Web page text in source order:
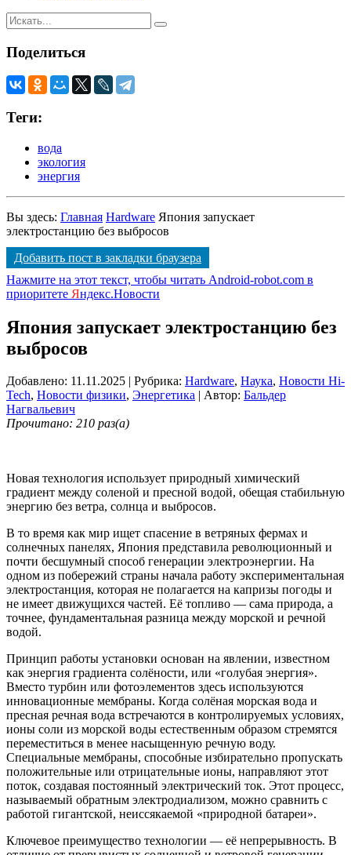
Поделиться
Теги:
вода
экология
энергия
Вы здесь: Главная Hardware Япония запускает
электростанцию без выбросов
Добавить пост в закладки браузера
Нажмите на этот текст, чтобы читать Android-robot.com в
приоритете Яндекс.Новости
Япония запускает электростанцию без
выбросов
Добавлено: 11.11.2025 | Рубрика: Hardware, Наука, Новости Hi-
Tech, Новости физики, Энергетика | Автор: Бальдер
Нагвальевич
Прочитано: 210 раз(а)
Новая технология использует природный химический
градиент между соленой и пресной водой, обещая стабильную
энергию без ветра, солнца и выбросов.
В то время как мир ищет спасение в ветряных фермах и
солнечных панелях, Япония представила революционный и
почти бесшумный способ генерации электроэнергии. На
одном из побережий страны начала работу экспериментальная
электростанция, которая не полагается на капризы погоды и
не имеет движущихся частей. Её топливо — сама природа, а
точнее, фундаментальная разница между морской и речной
водой.
Принцип работы установки основан на явлении, известном
как энергия градиента солёности, или «голубая энергия».
Вместо турбин или фотоэлементов здесь используются
инновационные мембраны. Когда солёная морская вода и
пресная речная вода встречаются в контролируемых условиях,
ионы соли из морской воды естественным образом стремятся
переместиться в менее насыщенную речную воду.
Специальные мембраны, способные избирательно пропускать
положительные или отрицательные ионы, направляют этот
поток, создавая постоянный электрический ток. Этот процесс,
называемый обратным электродиализом, можно сравнить с
работой гигантской, неиссякаемой «природной батареи».
Ключевое преимущество технологии — её непрерывность. В